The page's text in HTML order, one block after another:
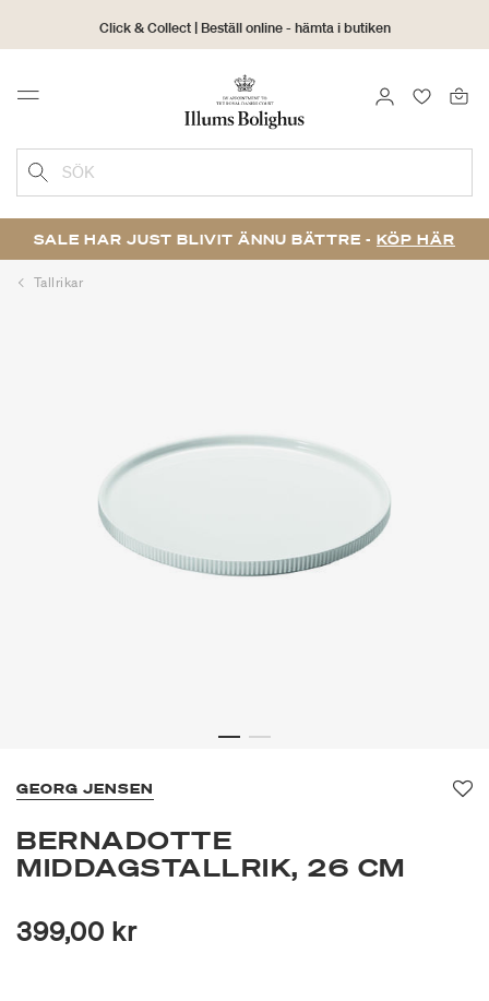
Click & Collect | Beställ online - hämta i butiken
30 dagars returrätt
Menu LOGGA IN
SÖK
SALE HAR JUST BLIVIT ÄNNU BÄTTRE - KÖP HÄR
Tallrikar
GEORG JENSEN
BERNADOTTE
MIDDAGSTALLRIK, 26 CM
399,00 kr